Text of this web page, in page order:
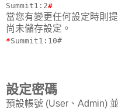
Summit1:2#
當您有變更任何設定時則
尚未儲存設定。
*Summit1:10#
設定密碼
預設帳號 (User、Admin)